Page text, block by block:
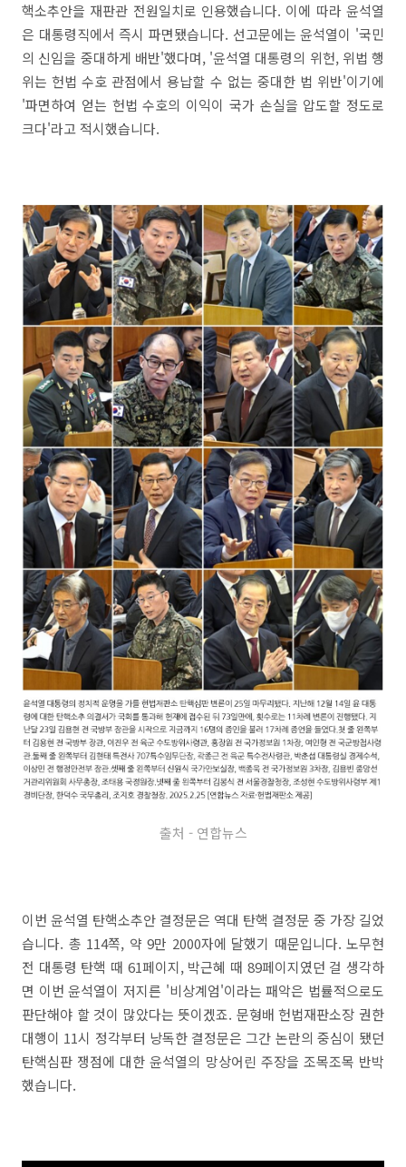
핵소추안을 재판관 전원일치로 인용했습니다. 이에 따라 윤석열
은 대통령직에서 즉시 파면됐습니다. 선고문에는 윤석열이 '국민
의 신임을 중대하게 배반'했다며, '윤석열 대통령의 위헌, 위법 행
위는 헌법 수호 관점에서 용납할 수 없는 중대한 법 위반'이기에
'파면하여 얻는 헌법 수호의 이익이 국가 손실을 압도할 정도로
크다'라고 적시했습니다.
출처 - 연합뉴스
이번 윤석열 탄핵소추안 결정문은 역대 탄핵 결정문 중 가장 길었
습니다. 총 114쪽, 약 9만 2000자에 달했기 때문입니다. 노무현
전 대통령 탄핵 때 61페이지, 박근혜 때 89페이지였던 걸 생각하
면 이번 윤석열이 저지른 '비상계엄'이라는 패악은 법률적으로도
판단해야 할 것이 많았다는 뜻이겠죠. 문형배 헌법재판소장 권한
대행이 11시 정각부터 낭독한 결정문은 그간 논란의 중심이 됐던
탄핵심판 쟁점에 대한 윤석열의 망상어린 주장을 조목조목 반박
했습니다.